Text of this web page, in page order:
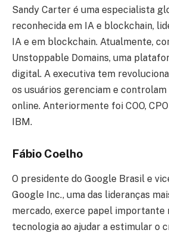
Sandy Carter é uma especialista
reconhecida em IA e blockchain,
IA e em blockchain. Atualmente,
Unstoppable Domains, uma
digital. A executiva tem
os usuários gerenciam e controlam
online. Anteriormente foi COO, CPO
IBM.
Fábio Coelho
O presidente do Google Brasil e
Google Inc., uma das lideranças
mercado, exerce papel importante
tecnologia ao ajudar a estimular o